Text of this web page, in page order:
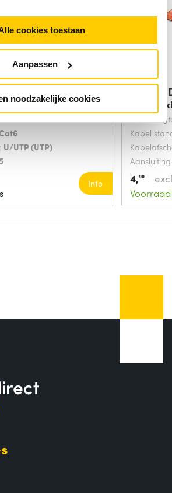
cookies toestaan
Aanpassen
noodzakelijke cookies
U/UTP (UTP)
Info
Digitus
Kabel
4,90
Voorraad